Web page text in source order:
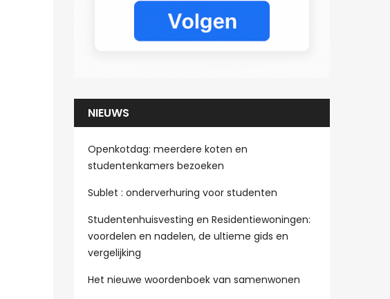
NIEUWS
Openkotdag: meerdere koten en
studentenkamers bezoeken
Sublet : onderverhuring voor studenten
Studentenhuisvesting en Residentiewoningen:
voordelen en nadelen, de ultieme gids en
vergelijking
Het nieuwe woordenboek van samenwonen